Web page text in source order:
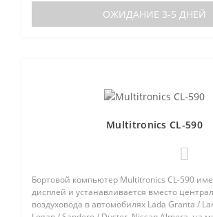
ОЖИДАНИЕ 3-5 ДНЕЙ
Multitronics CL-590
Бортовой компьютер Multitronics CL-590
дисплей и устанавливается вместо
воздуховода в автомобилях Lada Granta /